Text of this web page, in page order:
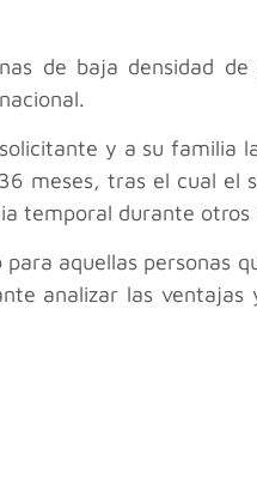
de baja densidad
y a su familia
meses, tras el cual el
temporal durante otros
aquellas personas
analizar las